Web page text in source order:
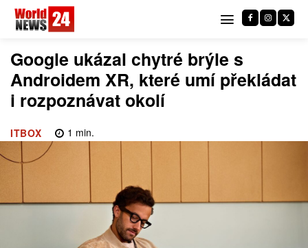
Google ukázal chytré brýle s
Androidem XR, které umí překládat
i rozpoznávat okolí
ITBOX 1 min.